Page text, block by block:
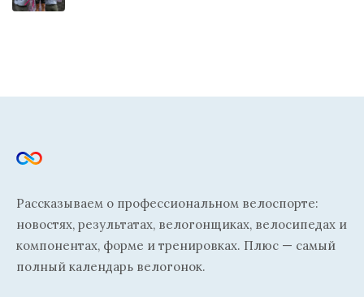
Рассказываем о профессиональном велоспорте:
новостях, результатах, велогонщиках, велосипедах и
компонентах, форме и тренировках. Плюс — самый
полный календарь велогонок.